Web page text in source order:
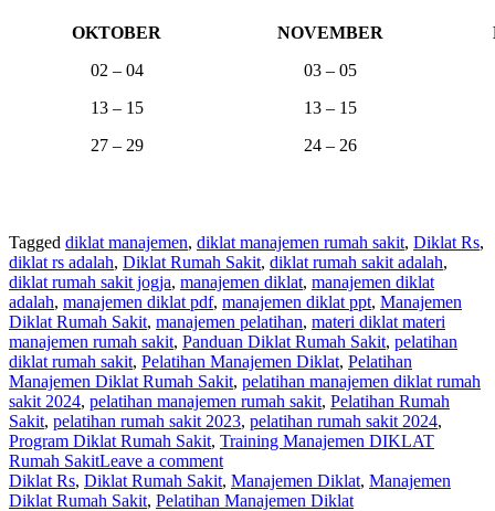
OKTOBER NOVEMBER
02 – 04
03 – 05
13 – 15
13 – 15
27 – 29
24 – 26
Tagged diklat manajemen, diklat manajemen rumah sakit, Diklat Rs,
diklat rs adalah, Diklat Rumah Sakit, diklat rumah sakit adalah,
diklat rumah sakit jogja, manajemen diklat, manajemen diklat
adalah, manajemen diklat pdf, manajemen diklat ppt, Manajemen
Diklat Rumah Sakit, manajemen pelatihan, materi diklat materi
manajemen rumah sakit, Panduan Diklat Rumah Sakit, pelatihan
diklat rumah sakit, Pelatihan Manajemen Diklat, Pelatihan
Manajemen Diklat Rumah Sakit, pelatihan manajemen diklat rumah
sakit 2024, pelatihan manajemen rumah sakit, Pelatihan Rumah
Sakit, pelatihan rumah sakit 2023, pelatihan rumah sakit 2024,
Program Diklat Rumah Sakit, Training Manajemen DIKLAT
Rumah SakitLeave a comment
Diklat Rs, Diklat Rumah Sakit, Manajemen Diklat, Manajemen
Diklat Rumah Sakit, Pelatihan Manajemen Diklat